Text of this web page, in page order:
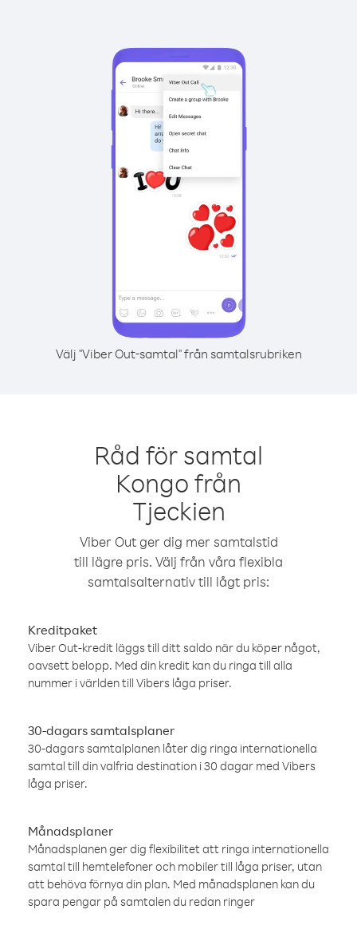
Välj "Viber Out-samtal" från samtalsrubriken
Råd för samtal
Kongo från
Tjeckien
Viber Out ger dig mer samtalstid
till lägre pris. Välj från våra flexibla
samtalsalternativ till lågt pris:
Kreditpaket
Viber Out-kredit läggs till ditt saldo när du köper något,
oavsett belopp. Med din kredit kan du ringa till alla
nummer i världen till Vibers låga priser.
30-dagars samtalsplaner
30-dagars samtalplanen låter dig ringa internationella
samtal till din valfria destination i 30 dagar med Vibers
låga priser.
Månadsplaner
Månadsplanen ger dig flexibilitet att ringa internationella
samtal till hemtelefoner och mobiler till låga priser, utan
att behöva förnya din plan. Med månadsplanen kan du
spara pengar på samtalen du redan ringer